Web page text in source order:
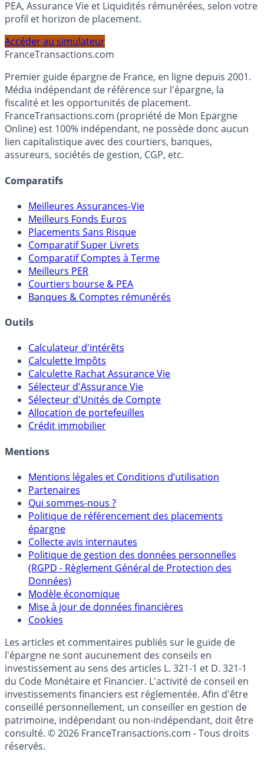
Calculez la répartition théorique de votre capital entre
profil et horizon de placement.
FranceTransactions.com
Premier guide épargne de France, en ligne depuis 2001.
Média indépendant de référence sur l'épargne, la
fiscalité et les opportunités de placement.
FranceTransactions.com (propriété de Mon Epargne
Online) est 100% indépendant, ne possède donc aucun
assureurs, sociétés de gestion, CGP, etc.
Comparatifs
Meilleures Assurances-Vie
Meilleurs Fonds Euros
Placements Sans Risque
Comparatif Super Livrets
Comparatif Comptes à Terme
Meilleurs PER
Banques & Comptes rémunérés
Outils
Calculateur d'intérêts
Calculette Impôts
Calculette Rachat Assurance Vie
Sélecteur d'Assurance Vie
Sélecteur d'Unités de Compte
Crédit immobilier
Mentions
Mentions légales et Conditions d’utilisation
Partenaires
Qui sommes-nous ?
Politique de référencement des placements
épargne
Collecte avis internautes
Politique de gestion des données personnelles
(RGPD - Règlement Général de Protection des
Données)
Modèle économique
Cookies
Les articles et commentaires publiés sur le guide de
l'épargne ne sont aucunement des conseils en
investissement au sens des articles L. 321-1 et D. 321-1
du Code Monétaire et Financier. L'activité de conseil en
investissements financiers est réglementée. Afin d'être
conseillé personnellement, un conseiller en gestion de
patrimoine, indépendant ou non-indépendant, doit être